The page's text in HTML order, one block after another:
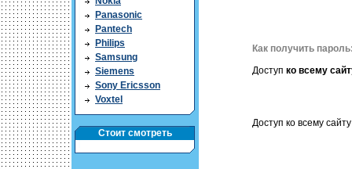
Panasonic
Pantech
Philips
Samsung
Siemens
Sony Ericsson
Voxtel
Стоит смотреть
Как получить
Доступ ко всему
Доступ ко всему